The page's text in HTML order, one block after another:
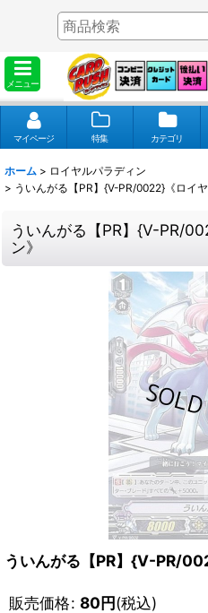
メニュー
マイページ 特集 カテゴリ
ホーム > ロイヤルパラディン
> ういんがる【PR】{V-PR/0022}《ロイ
ういんがる【PR】{V-PR/
ン》
ういんがる【PR】{V-PR/
販売価格: 80円(税込)